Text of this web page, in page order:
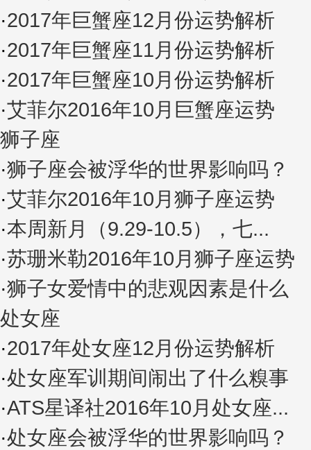
·2017年巨蟹座12月份运势解析
·2017年巨蟹座11月份运势解析
·2017年巨蟹座10月份运势解析
·艾菲尔2016年10月巨蟹座运势
狮子座
·狮子座会被浮华的世界影响吗？
·艾菲尔2016年10月狮子座运势
·本周新月（9.29-10.5），七...
·苏珊米勒2016年10月狮子座运势
·狮子女爱情中的悲观因素是什么
处女座
·2017年处女座12月份运势解析
·处女座军训期间闹出了什么糗事
·ATS星译社2016年10月处女座...
·处女座会被浮华的世界影响吗？